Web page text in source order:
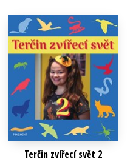
Terčin zvířecí svět 2